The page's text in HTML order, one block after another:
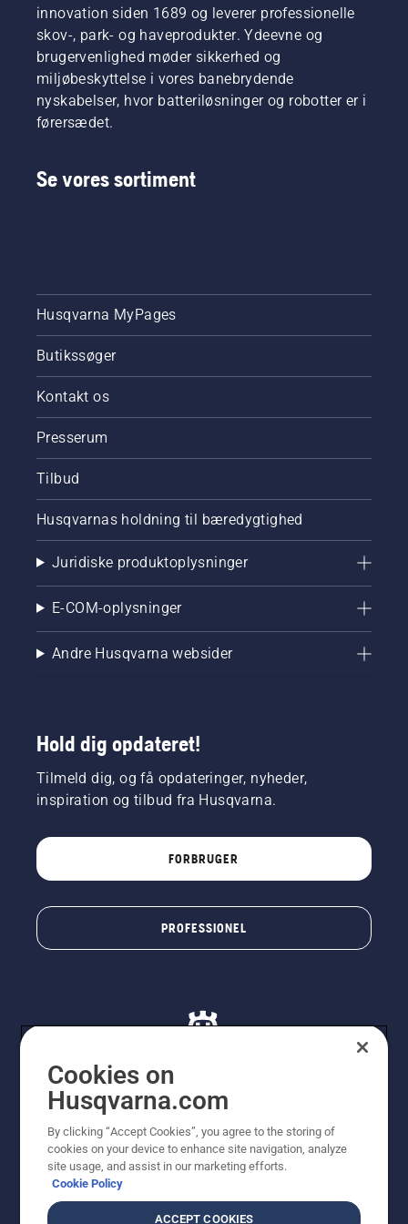
starter.
Startprocedure
for
buskrydder.
Hvis du
følger
meget
nemt at
innovation siden 1689 og leverer professionelle
skov-, park- og haveprodukter. Ydeevne og
brugervenlighed møder sikkerhed og
miljøbeskyttelse i vores banebrydende
nyskabelser, hvor batteriløsninger og robotter er i
førersædet.
Se vores sortiment
Husqvarna MyPages
Butikssøger
Kontakt os
Presserum
Tilbud
Husqvarnas holdning til bæredygtighed
Juridiske produktoplysninger
E-COM-oplysninger
Andre Husqvarna websider
Hold dig opdateret!
Tilmeld dig, og få opdateringer, nyheder,
inspiration og tilbud fra Husqvarna.
FORBRUGER
PROFESSIONEL
viste priser er vejledende udsalgspriser. Der tages
forbehold for stave- og trykfejl samt prisændringer. Vi
stræber efter at have så nøjagtige oplysningerne på
dette websted som muligt. Alle anførte priser er
vejledende udsalgspriser (inkl. moms), medmindre
Cookies on
Husqvarna.com
By clicking “Accept Cookies”, you agree to the storing of
cookies on your device to enhance site navigation, analyze
site usage, and assist in our marketing efforts.
Cookie Policy
ACCEPT COOKIES